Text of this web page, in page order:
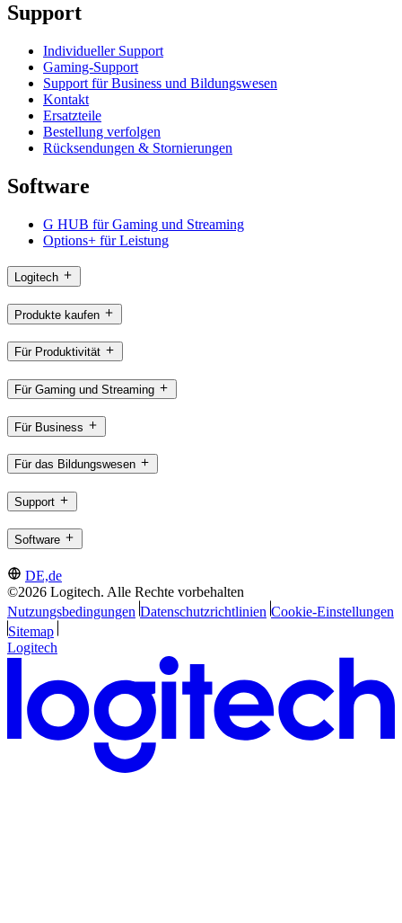
Support
Individueller Support
Gaming-Support
Support für Business und Bildungswesen
Kontakt
Ersatzteile
Bestellung verfolgen
Rücksendungen & Stornierungen
Software
G HUB für Gaming und Streaming
Options+ für Leistung
Logitech
Produkte kaufen
Für Produktivität
Für Gaming und Streaming
Für Business
Für das Bildungswesen
Support
Software
DE,de
©2026 Logitech. Alle Rechte vorbehalten
Nutzungsbedingungen Datenschutzrichtlinien Cookie-Einstellungen
Sitemap
Logitech